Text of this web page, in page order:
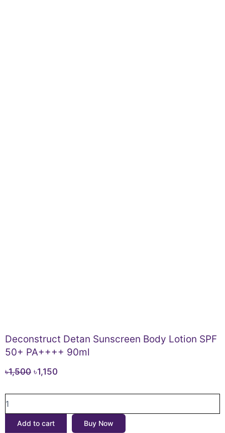
Deconstruct Detan Sunscreen Body Lotion SPF
50+ PA++++ 90ml
৳1,500 Original
৳1,500.
৳1,150
৳1,150.
Detan
Body
Add to cart Buy Now